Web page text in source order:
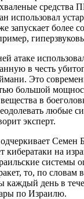
использовал
запускает более
атаке
в честь
Это
большой
в
любые
эксперт.
Семен
кибератаки на
системы
то, по словам
каждый день в
по Израилю.